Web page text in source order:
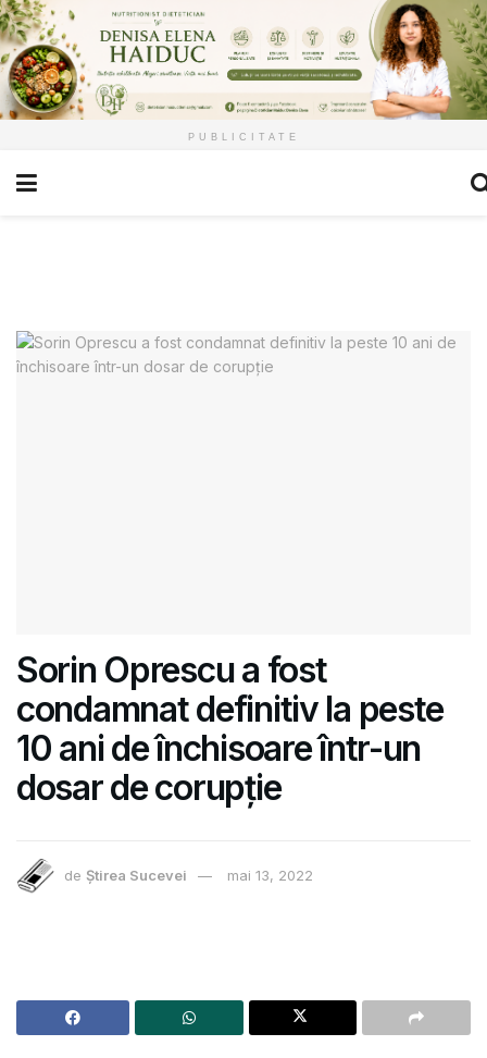
PUBLICITATE
Sorin Oprescu a fost
condamnat definitiv la peste
10 ani de închisoare într-un
dosar de corupție
de Știrea Sucevei mai 13, 2022